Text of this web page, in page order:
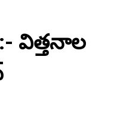
విత్తనాల